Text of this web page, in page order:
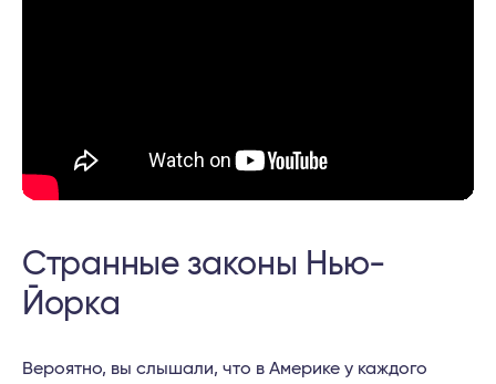
Странные законы Нью-
Йорка
Вероятно, вы слышали, что в Америке у каждого